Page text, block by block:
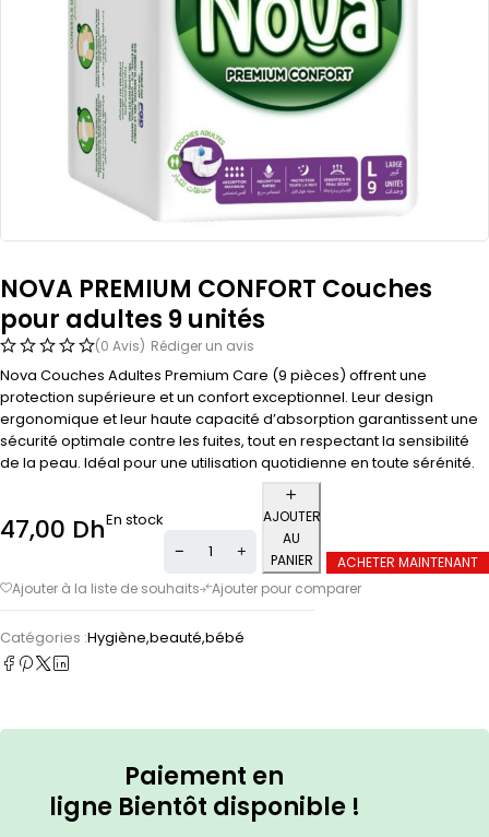
NOVA PREMIUM CONFORT Couches
pour adultes 9 unités
(0 Avis) Rédiger un avis
Nova Couches Adultes Premium Care (9 pièces) offrent une
protection supérieure et un confort exceptionnel. Leur design
ergonomique et leur haute capacité d’absorption garantissent une
sécurité optimale contre les fuites, tout en respectant la sensibilité
de la peau. Idéal pour une utilisation quotidienne en toute sérénité.
47,00 DhEn stock
AJOUTER
AU
PANIER
ACHETER MAINTENANT
Catégories :Hygiène,beauté,bébé
Paiement en
ligne Bientôt disponible !